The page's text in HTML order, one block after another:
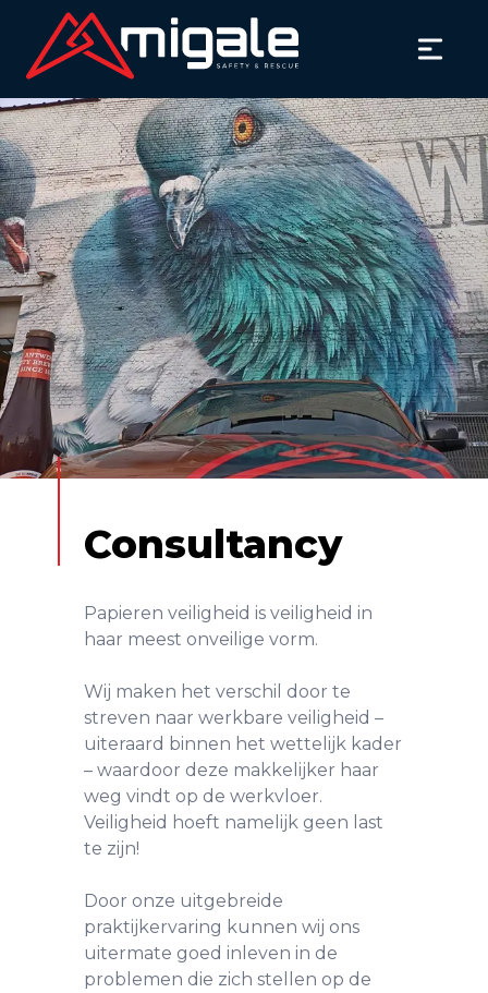
Consultancy
Papieren veiligheid is veiligheid in
haar meest onveilige vorm.
Wij maken het verschil door te
streven naar werkbare veiligheid –
uiteraard binnen het wettelijk kader
– waardoor deze makkelijker haar
weg vindt op de werkvloer.
Veiligheid hoeft namelijk geen last
te zijn!
Door onze uitgebreide
praktijkervaring kunnen wij ons
uitermate goed inleven in de
problemen die zich stellen op de